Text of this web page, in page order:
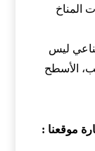
المناخ
ليس
الأسطح